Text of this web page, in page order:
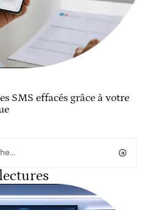
SMS effacés grâce à votre